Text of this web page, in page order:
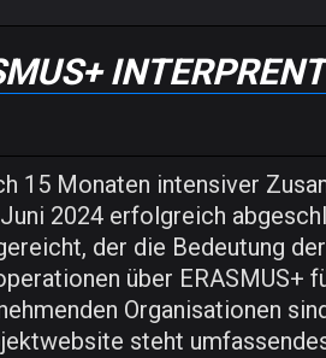
15 Monaten intensiver
2024 erfolgreich
der die Bedeutung
über ERASMUS+
Organisationen
steht